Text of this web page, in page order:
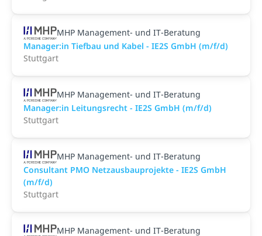
MHP Management- und IT-Beratung
Manager:in Tiefbau und Kabel - IE2S GmbH (m/f/d)
Stuttgart
MHP Management- und IT-Beratung
Manager:in Leitungsrecht - IE2S GmbH (m/f/d)
Stuttgart
MHP Management- und IT-Beratung
Consultant PMO Netzausbauprojekte - IE2S GmbH
(m/f/d)
Stuttgart
MHP Management- und IT-Beratung